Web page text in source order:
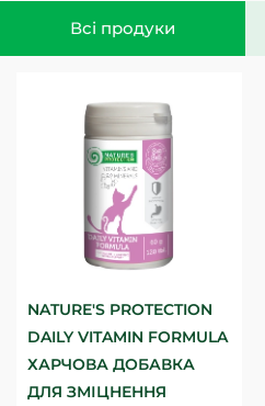
Всі продуки
NATURE'S PROTECTION
DAILY VITAMIN FORMULA
ХАРЧОВА ДОБАВКА
ДЛЯ ЗМІЦНЕННЯ